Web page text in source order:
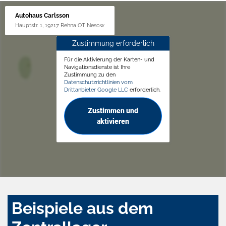
Autohaus Carlsson
Hauptstr. 1, 19217 Rehna OT Nesow
Zustimmung erforderlich
Für die Aktivierung der Karten- und
Navigationsdienste ist Ihre
Zustimmung zu den
Datenschutzrichtlinien vom
Drittanbieter Google LLC erforderlich.
Zustimmen und
aktivieren
Beispiele aus dem